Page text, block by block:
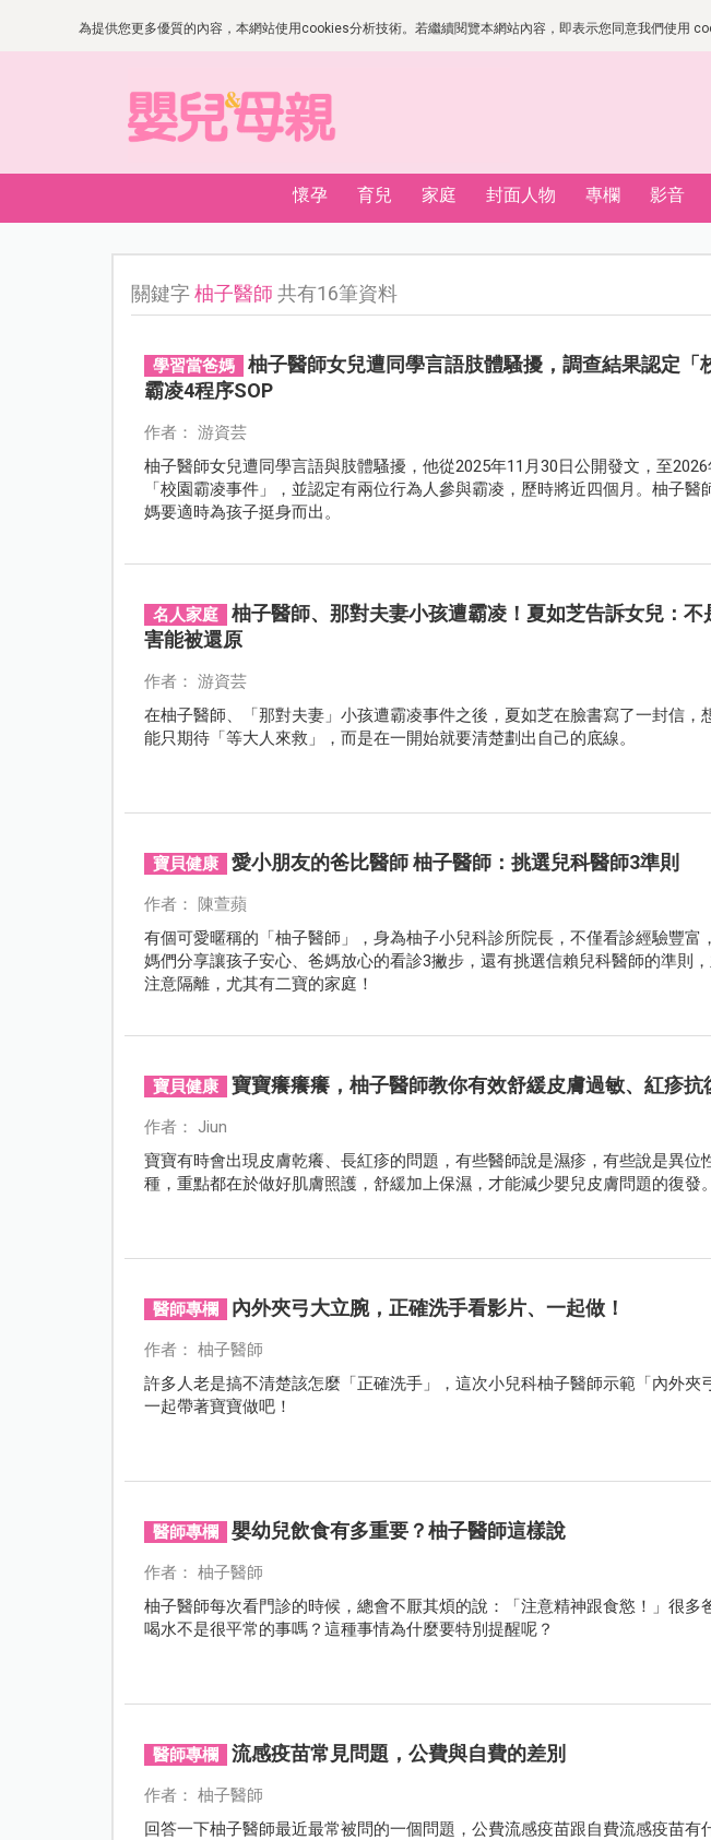
為提供您更多優質的內容，本網站使用cookies分析技術。若繼續閱覽本網站內容，即表示您同意我們使用
懷孕 育兒 家庭 封面人物 專欄 影音
關鍵字柚子醫師 共有16筆資料
學習當爸媽
柚子醫師女兒遭同學言語肢體騷擾，調查結果認定「
霸凌4程序SOP
作者： 游資芸
柚子醫師女兒遭同學言語與肢體騷擾，他從2025年11月30日公開發文，至
「校園霸凌事件」，並認定有兩位行為人參與霸凌，歷時將近四個月。柚子
媽要適時為孩子挺身而出。
名人家庭
柚子醫師、那對夫妻小孩遭霸凌！夏如芝告訴女兒：
害能被還原
作者： 游資芸
在柚子醫師、「那對夫妻」小孩遭霸凌事件之後，夏如芝在臉書寫了一封信，
能只期待「等大人來救」，而是在一開始就要清楚劃出自己的底線。
寶貝健康 愛小朋友的爸比醫師 柚子醫師：挑選兒科醫師3準則
作者： 陳萱蘋
有個可愛暱稱的「柚子醫師」，身為柚子小兒科診所院長，不僅看診經驗豐富
媽們分享讓孩子安心、爸媽放心的看診3撇步，還有挑選信賴兒科醫師的準則
注意隔離，尤其有二寶的家庭！
寶貝健康 寶寶癢癢癢，柚子醫師教你有效舒緩皮膚過敏、紅疹抗
作者： Jiun
寶寶有時會出現皮膚乾癢、長紅疹的問題，有些醫師說是濕疹，有些說是異位
種，重點都在於做好肌膚照護，舒緩加上保濕，才能減少嬰兒皮膚問題的復發。
醫師專欄 內外夾弓大立腕，正確洗手看影片、一起做！
作者： 柚子醫師
許多人老是搞不清楚該怎麼「正確洗手」，這次小兒科柚子醫師示範「內外夾
一起帶著寶寶做吧！
醫師專欄 嬰幼兒飲食有多重要？柚子醫師這樣說
作者： 柚子醫師
柚子醫師每次看門診的時候，總會不厭其煩的說：「注意精神跟食慾！」很多
喝水不是很平常的事嗎？這種事情為什麼要特別提醒呢？
醫師專欄 流感疫苗常見問題，公費與自費的差別
作者： 柚子醫師
回答一下柚子醫師最近最常被問的一個問題，公費流感疫苗跟自費流感疫苗有